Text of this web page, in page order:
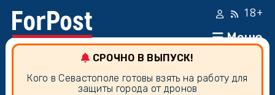
Меню
18+
СРОЧНО В ВЫПУСК!
Кого в Севастополе готовы взять на работу для
защиты города от дронов